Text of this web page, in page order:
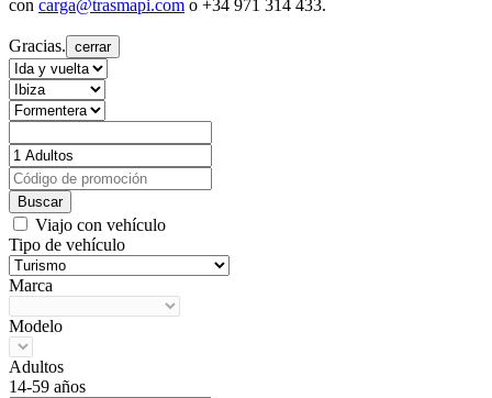
con carga@trasmapi.com o +34 971 314 433.
Gracias. cerrar
Buscar
Viajo con vehículo
Tipo de vehículo
Marca
Modelo
Adultos
14-59 años